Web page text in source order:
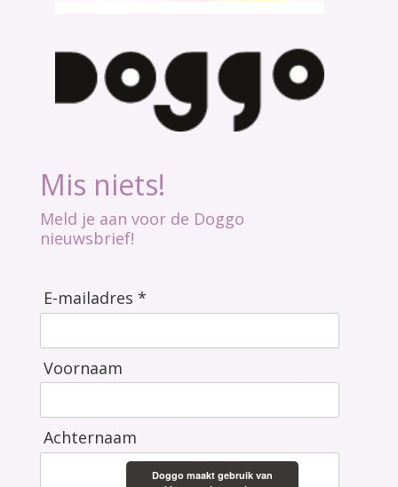
Mis niets!
Meld je aan voor de Doggo
nieuwsbrief!
E-mailadres *
Voornaam
Achternaam
Doggo maakt gebruik van